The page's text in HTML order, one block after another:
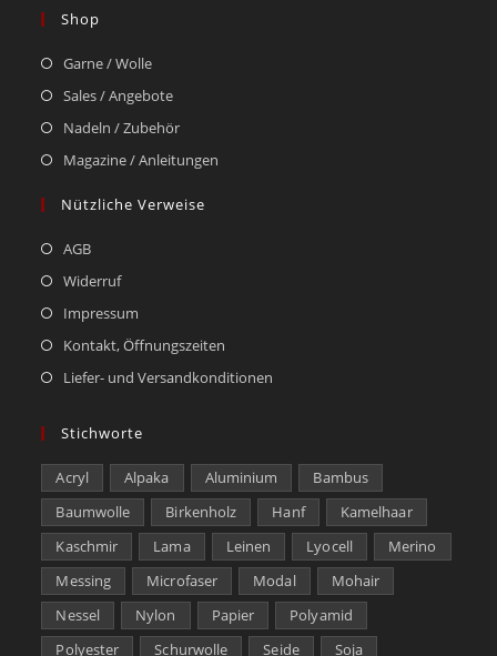
Shop
Garne / Wolle
Sales / Angebote
Nadeln / Zubehör
Magazine / Anleitungen
Nützliche Verweise
AGB
Widerruf
Impressum
Kontakt, Öffnungszeiten
Liefer- und Versandkonditionen
Stichworte
Acryl Alpaka Aluminium
Bambus
Baumwolle
Birkenholz Hanf
Kamelhaar
Kaschmir
Lama Leinen Lyocell
Merino
Messing
Microfaser Modal
Mohair
Nessel
Nylon Papier
Polyamid
Polyester
Schurwolle Seide Soja